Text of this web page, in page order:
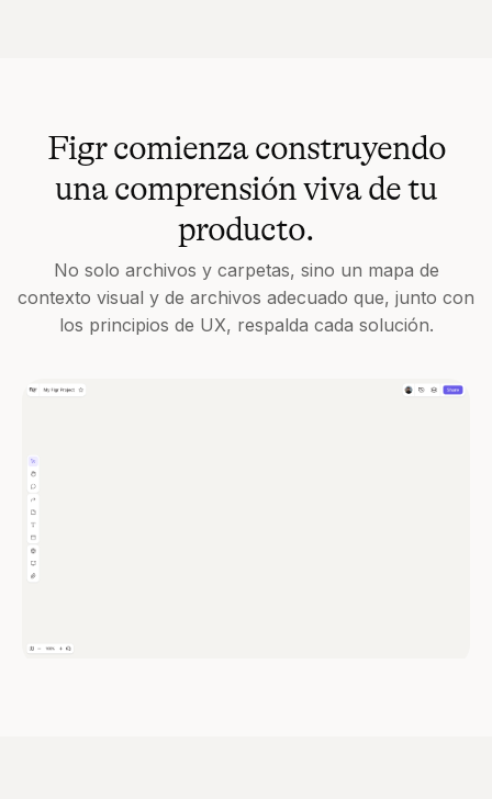
Figr comienza construyendo
una comprensión viva de tu
producto.
No solo archivos y carpetas, sino un mapa de
contexto visual y de archivos adecuado que, junto con
los principios de UX, respalda cada solución.